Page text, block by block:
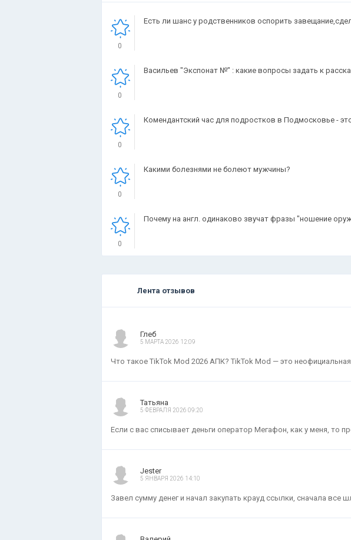
0
Есть ли шанс у родственников оспорить
0
Васильев "Экспонат №" : какие вопросы задать к
0
Комендантский час для подростков в Подмосковье -
0
Какими болезнями не болеют мужчины?
0
Почему на англ. одинаково звучат фразы "ношение
Лента отзывов
Глеб
5 МАРТА 2026 12:09
Что такое TikTok Mod 2026 АПК? TikTok Mod — это
Татьяна
5 ФЕВРАЛЯ 2026 09:20
Если с вас списывает деньги оператор Мегафон, как у меня, то
Jester
5 ЯНВАРЯ 2026 14:10
Завел сумму денег и начал закупать крауд ссылки, сначала все